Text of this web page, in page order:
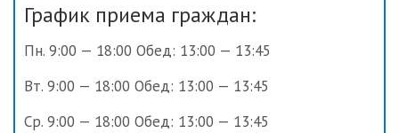
График приема граждан:
Пн. 9:00 — 18:00 Обед: 13:00 — 13:45
Вт. 9:00 — 18:00 Обед: 13:00 — 13:45
Ср. 9:00 — 18:00 Обед: 13:00 — 13:45